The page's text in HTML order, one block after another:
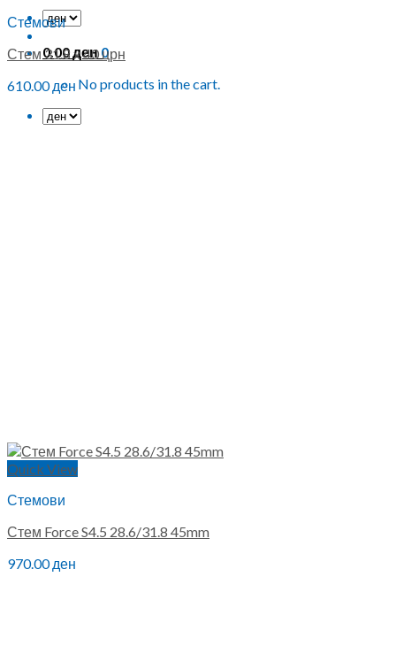
0.00 ден 0
No products in the cart.
Стемови
Стем 31.8 x 40 црн
610.00ден
Quick View
Стемови
Стем Force S4.5 28.6/31.8 45mm
970.00ден